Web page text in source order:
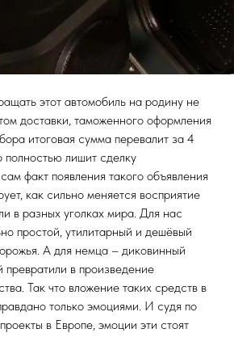
этот автомобиль на родину не
доставки, таможенного оформления
итоговая сумма перевалит за 4
полностью лишит сделку
факт появления такого объявления
как сильно меняется восприятие
в разных уголках мира. Для нас
простой, утилитарный и дешёвый
А для немца – диковинный
превратили в произведение
Так что вложение таких средств в
только эмоциями. И судя по
в Европе, эмоции эти стоят